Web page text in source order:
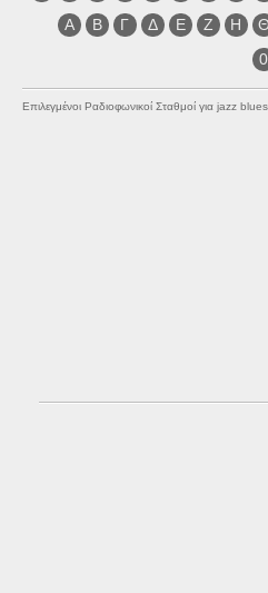
Α
Β Γ Δ Ε Ζ Η Θ
0
Επιλεγμένοι Ραδιοφωνικοί Σταθμοί για jazz